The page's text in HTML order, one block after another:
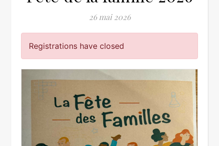
26 mai 2026
Registrations have closed